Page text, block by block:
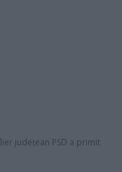
județean PSD a primit